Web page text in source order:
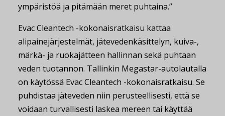
ympäristöä ja pitämään meret puhtaina.”
Evac Cleantech -kokonaisratkaisu kattaa
alipainejärjestelmät, jätevedenkäsittelyn, kuiva-,
märkä- ja ruokajätteen hallinnan sekä puhtaan
veden tuotannon. Tallinkin Megastar-autolautalla
on käytössä Evac Cleantech -kokonaisratkaisu. Se
puhdistaa jäteveden niin perusteellisesti, että se
voidaan turvallisesti laskea mereen tai käyttää